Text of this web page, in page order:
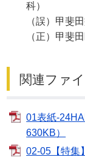
科）
（誤）甲斐
（正）甲斐
関連ファ
01表紙-
630KB）
02-05【特集